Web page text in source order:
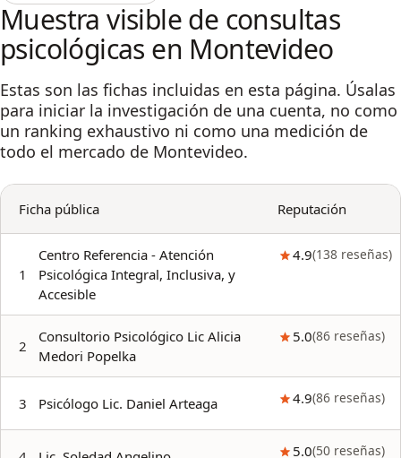
Muestra visible de consultas
psicológicas en Montevideo
Estas son las fichas incluidas en esta página. Úsalas
para iniciar la investigación de una cuenta, no como
un ranking exhaustivo ni como una medición de
todo el mercado de Montevideo.
Ficha pública Reputación
1
Centro Referencia - Atención
Psicológica Integral, Inclusiva, y
Accesible
4.9(138 reseñas)
2
Consultorio Psicológico Lic Alicia
Medori Popelka
5.0(86 reseñas)
3 Psicólogo Lic. Daniel Arteaga 4.9(86 reseñas)
5.0(50 reseñas)